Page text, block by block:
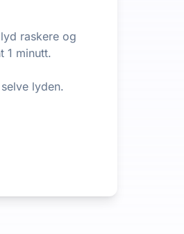
fra langt innhold. Det er
raskere og
1 minutt.
lyden.